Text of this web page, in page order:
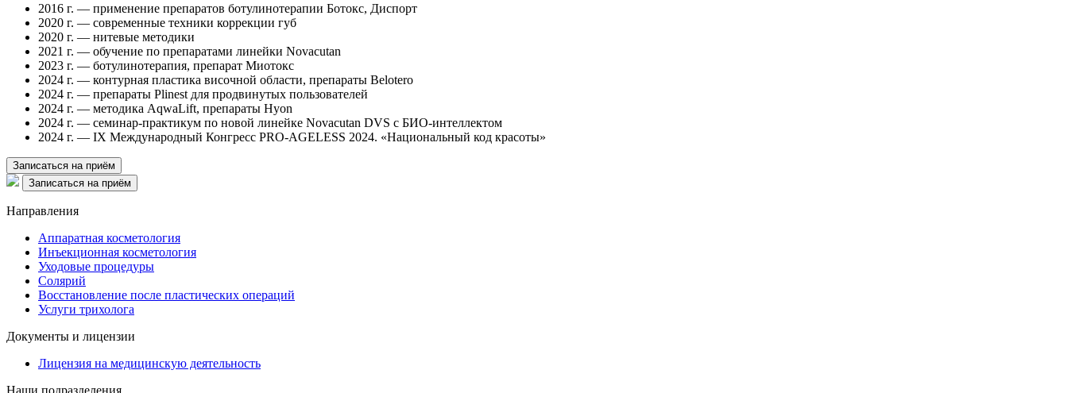
2016 г. — применение препаратов ботулинотерапии Ботокс, Диспорт
2020 г. — современные техники коррекции губ
2020 г. — нитевые методики
2021 г. — обучение по препаратами линейки Novacutan
2023 г. — ботулинотерапия, препарат Миотокс
2024 г. — контурная пластика височной области, препараты Belotero
2024 г. — препараты Plinest для продвинутых пользователей
2024 г. — методика AqwaLift, препараты Hyon
2024 г. — семинар-практикум по новой линейке Novacutan DVS с БИО-интеллектом
2024 г. — IX Международный Конгресс PRO-AGELESS 2024. «Национальный код красоты»
Записаться на приём
Записаться на приём
Направления
Аппаратная косметология
Инъекционная косметология
Уходовые процедуры
Солярий
Восстановление после пластических операций
Услуги трихолога
Документы и лицензии
Лицензия на медицинскую деятельность
Наши подразделения